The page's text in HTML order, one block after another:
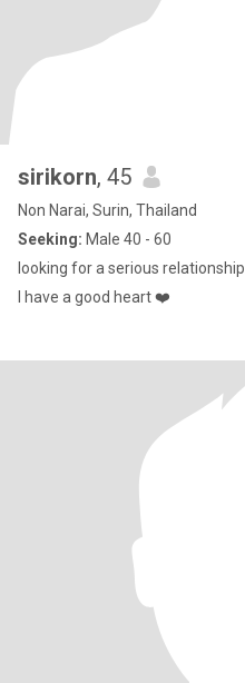
sirikorn, 45
Non Narai, Surin, Thailand
Seeking: Male 40 - 60
looking for a serious relationship
I have a good heart ❤️